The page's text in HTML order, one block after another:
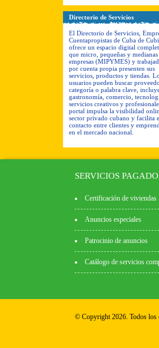
Directorio de Servicios
El Directorio de Servicios,
Cuentapropistas de Cuba de
ofrece un espacio digital
que micro, pequeñas y medianas
empresas (MIPYMES) y
por cuenta propia presenten sus
servicios, productos y tiendas.
usuarios pueden buscar
categoría o palabra clave,
gastronomía, comercio,
servicios creativos y
portal impulsa la visibilidad
sector privado cubano y facilita
contacto entre clientes y
en el mercado nacional.
SERVICIOS
Certificación de viviendas
Anuncios especiales
Patrocinio de anuncios
Catálogo de servicios
© Copyright 2026. Todos los